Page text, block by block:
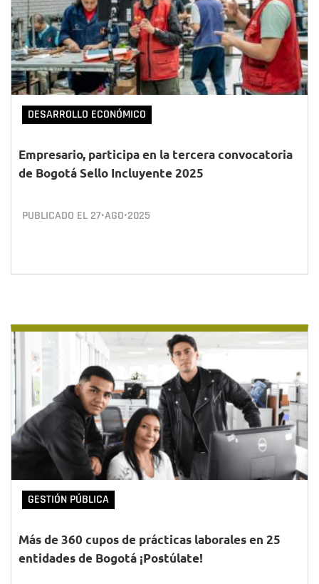
DESARROLLO ECONÓMICO
Empresario, participa en la tercera convocatoria
de Bogotá Sello Incluyente 2025
PUBLICADO EL 27•AGO•2025
GESTIÓN PÚBLICA
Más de 360 cupos de prácticas laborales en 25
entidades de Bogotá ¡Postúlate!